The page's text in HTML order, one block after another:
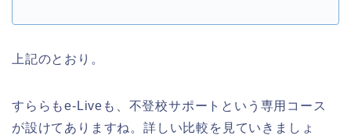
上記のとおり。
すららもe-Live も、不登校サポートという専用コース
が設けてありますね。詳しい比較を見ていきましょ